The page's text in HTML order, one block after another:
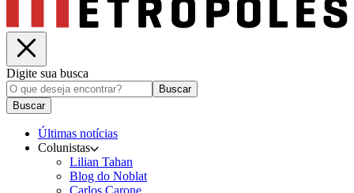
Digite sua busca
Buscar
Buscar
Últimas notícias
Colunistas
Lilian Tahan
Blog do Noblat
Carlos Carone